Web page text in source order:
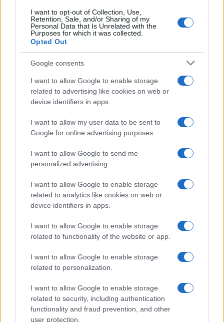
I want to opt-out of Collection, Use,
Retention, Sale, and/or Sharing of my
Personal Data that Is Unrelated with the
Purposes for which it was collected.
Opted Out
Google consents
I want to allow Google to enable storage
related to advertising like cookies on web or
device identifiers in apps.
I want to allow my user data to be sent to
Google for online advertising purposes.
I want to allow Google to send me
personalized advertising.
I want to allow Google to enable storage
related to analytics like cookies on web or
device identifiers in apps.
I want to allow Google to enable storage
related to functionality of the website or app.
I want to allow Google to enable storage
related to personalization.
I want to allow Google to enable storage
related to security, including authentication
functionality and fraud prevention, and other
user protection.
“Vogliamo assicurarci che i problemi che esistono
in una banca non creino contagio ad altre che
sono solide”, ha detto Janet Yellen . “Siamo
preoccupati per i depositanti e ci concentriamo
sul tentativo di soddisfare le loro esigenze”. La
Yellen ha affermato che la Fed non organizzerà
salvataggi di istituzioni finanziarie simili a quanto
è stato fatto per molte delle più grandi banche nel
2008-’09, ma ha affermato che le autorità di
regolamentazione stanno discutendo piani per
progettare politiche sensate, senza fornire
Leopoldo Gasbarro, 13 marzo 2023